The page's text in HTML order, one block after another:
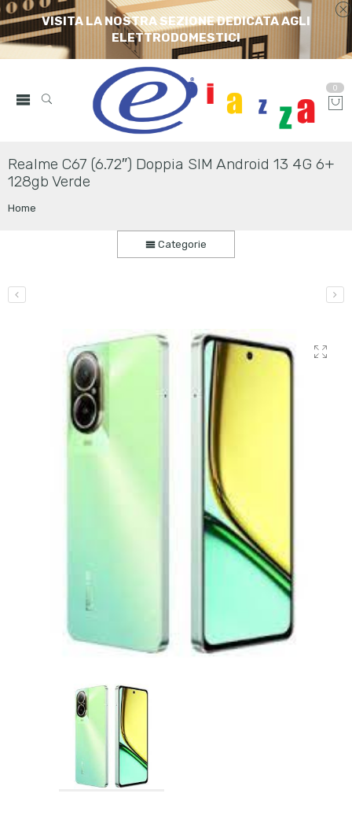
VISITA LA NOSTRA SEZIONE DEDICATA AGLI
ELETTRODOMESTICI
0
Realme C67 (6.72″) Doppia SIM Android 13 4G 6+
128gb Verde
Home
Categorie